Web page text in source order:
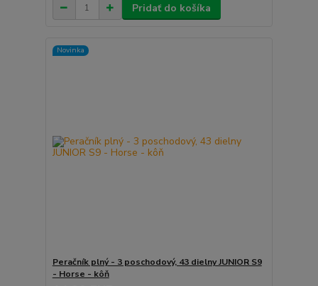
Pridať do košíka
Novinka
Peračník plný - 3 poschodový, 43 dielny JUNIOR S9
- Horse - kôň